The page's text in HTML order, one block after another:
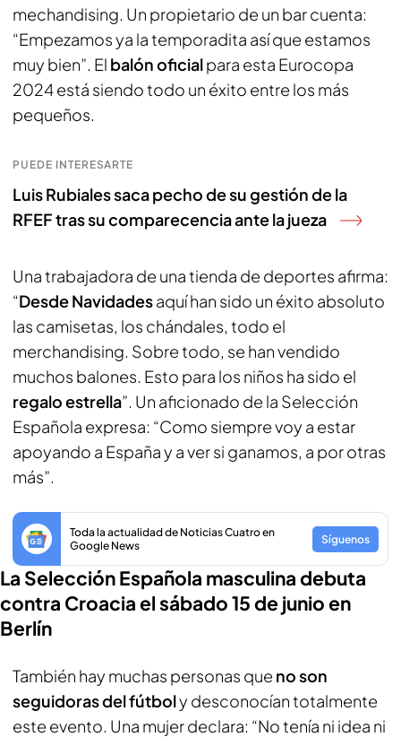
mechandising. Un propietario de un bar cuenta:
“Empezamos ya la temporadita así que estamos
muy bien”. El balón oficialpara esta Eurocopa
2024 está siendo todo un éxito entre los más
pequeños.
PUEDE INTERESARTE
Luis Rubiales saca pecho de su gestión de la
RFEF tras su comparecencia ante la jueza
Una trabajadora de una tienda de deportes afirma:
“Desde Navidadesaquí han sido un éxito absoluto
las camisetas, los chándales, todo el
merchandising. Sobre todo, se han vendido
muchos balones. Esto para los niños ha sido el
regalo estrella”. Un aficionado de la Selección
Española expresa: “Como siempre voy a estar
apoyando a España y a ver si ganamos, a por otras
más”.
Toda la actualidad de Noticias Cuatro en
Google News
Síguenos
La Selección Española masculina debuta
contra Croacia el sábado 15 de junio en
Berlín
También hay muchas personas que no son
seguidoras del fútboly desconocían totalmente
este evento. Una mujer declara: “No tenía ni idea ni